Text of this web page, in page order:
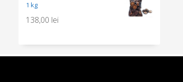
1 kg
138,00 lei